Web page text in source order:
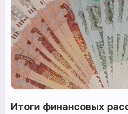
Итоги финансовых